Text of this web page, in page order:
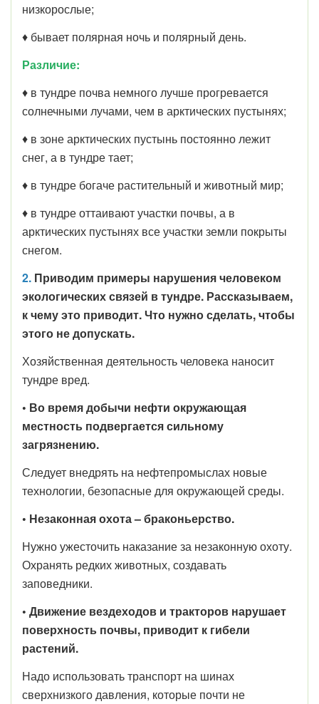
низкорослые;
♦ бывает полярная ночь и полярный день.
Различие:
♦ в тундре почва немного лучше прогревается
солнечными лучами, чем в арктических пустынях;
♦ в зоне арктических пустынь постоянно лежит
снег, а в тундре тает;
♦ в тундре богаче растительный и животный мир;
♦ в тундре оттаивают участки почвы, а в
арктических пустынях все участки земли покрыты
снегом.
2. Приводим примеры нарушения человеком
экологических связей в тундре. Рассказываем,
к чему это приводит. Что нужно сделать, чтобы
этого не допускать.
Хозяйственная деятельность человека наносит
тундре вред.
• Во время добычи нефти окружающая
местность подвергается сильному
загрязнению.
Следует внедрять на нефтепромыслах новые
технологии, безопасные для окружающей среды.
• Незаконная охота – браконьерство.
Нужно ужесточить наказание за незаконную охоту.
Охранять редких животных, создавать
заповедники.
• Движение вездеходов и тракторов нарушает
поверхность почвы, приводит к гибели
растений.
Надо использовать транспорт на шинах
сверхнизкого давления, которые почти не